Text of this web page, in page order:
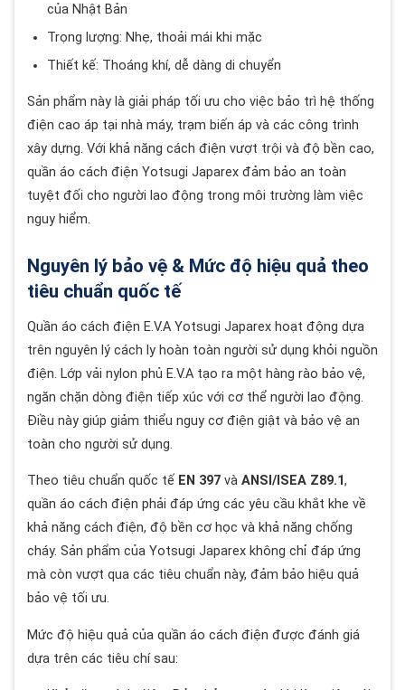
của Nhật Bản
Trọng lượng: Nhẹ, thoải mái khi mặc
Thiết kế: Thoáng khí, dễ dàng di chuyển
Sản phẩm này là giải pháp tối ưu cho việc bảo trì hệ thống
điện cao áp tại nhà máy, trạm biến áp và các công trình
xây dựng. Với khả năng cách điện vượt trội và độ bền cao,
quần áo cách điện Yotsugi Japarex đảm bảo an toàn
tuyệt đối cho người lao động trong môi trường làm việc
nguy hiểm.
Nguyên lý bảo vệ & Mức độ hiệu quả theo
tiêu chuẩn quốc tế
Quần áo cách điện E.V.A Yotsugi Japarex hoạt động dựa
trên nguyên lý cách ly hoàn toàn người sử dụng khỏi nguồn
điện. Lớp vải nylon phủ E.V.A tạo ra một hàng rào bảo vệ,
ngăn chặn dòng điện tiếp xúc với cơ thể người lao động.
Điều này giúp giảm thiểu nguy cơ điện giật và bảo vệ an
toàn cho người sử dụng.
Theo tiêu chuẩn quốc tế EN 397 và ANSI/ISEA Z89.1,
quần áo cách điện phải đáp ứng các yêu cầu khắt khe về
khả năng cách điện, độ bền cơ học và khả năng chống
cháy. Sản phẩm của Yotsugi Japarex không chỉ đáp ứng
mà còn vượt qua các tiêu chuẩn này, đảm bảo hiệu quả
bảo vệ tối ưu.
Mức độ hiệu quả của quần áo cách điện được đánh giá
dựa trên các tiêu chí sau: